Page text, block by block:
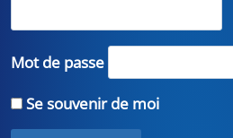
Mot de passe
Se souvenir de moi